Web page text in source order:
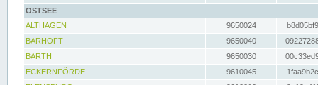
OSTSEE
ALTHAGEN
9650024
BARHÖFT
9650040
BARTH
9650030
ECKERNFÖRDE
9610045